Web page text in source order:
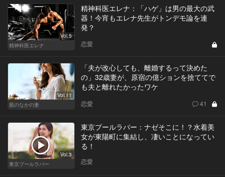
Vol.5
精神科医エレナ
精神科医エレナ：「ハゲ」は男の最大の武
器！今宵もエレナ先生がトンデモ論を連
発？
恋愛
Vol.11
籠のなかの妻
「夫が改心しても、離婚するって決めた
の」32歳妻が、原宿の億ションを捨ててで
も夫と離れたかったワケ
恋愛 41
Vol.3
東京プールラバー
東京プールラバー：ナゼそこに！？水着美
女が東陽町に集結し、凄いことになってい
る！
恋愛